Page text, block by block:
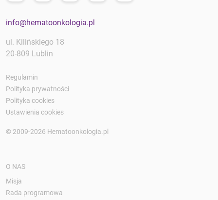
info@hematoonkologia.pl
ul. Kilińskiego 18
20-809 Lublin
Regulamin
Polityka prywatności
Polityka cookies
Ustawienia cookies
© 2009-2026 Hematoonkologia.pl
O NAS
Misja
Rada programowa